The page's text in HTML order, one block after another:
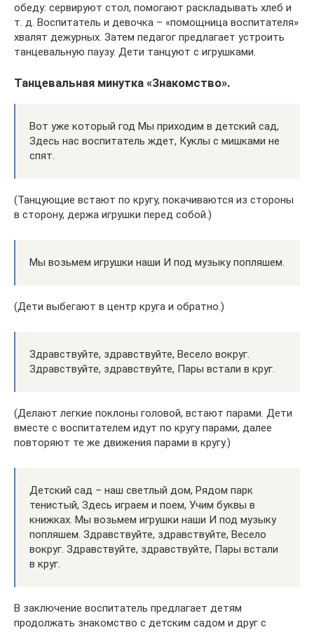
обеду: сервируют стол, помогают раскладывать хлеб и
т. д. Воспитатель и девочка – «помощница воспитателя»
хвалят дежурных. Затем педагог предлагает устроить
танцевальную паузу. Дети танцуют с игрушками.
Танцевальная минутка «Знакомство».
Вот уже который год Мы приходим в детский сад,
Здесь нас воспитатель ждет, Куклы с мишками не
спят.
(Танцующие встают по кругу, покачиваются из стороны
в сторону, держа игрушки перед собой.)
Мы возьмем игрушки наши И под музыку попляшем.
(Дети выбегают в центр круга и обратно.)
Здравствуйте, здравствуйте, Весело вокруг.
Здравствуйте, здравствуйте, Пары встали в круг.
(Делают легкие поклоны головой, встают парами. Дети
вместе с воспитателем идут по кругу парами, далее
повторяют те же движения парами в кругу.)
Детский сад – наш светлый дом, Рядом парк
тенистый, Здесь играем и поем, Учим буквы в
книжках. Мы возьмем игрушки наши И под музыку
попляшем. Здравствуйте, здравствуйте, Весело
вокруг. Здравствуйте, здравствуйте, Пары встали
в круг.
В заключение воспитатель предлагает детям
продолжать знакомство с детским садом и друг с